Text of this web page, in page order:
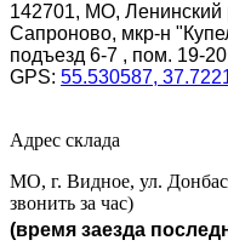
142701, МО, Ленинский
Сапроново, мкр-н
подъезд 6-7 , пом. 19-20
GPS: 55.530587,
Адрес склада
МО, г. Видное, ул.
звонить за час)
(время заезда